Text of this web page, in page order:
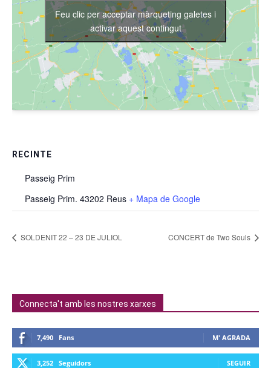
RECINTE
Passeig Prim
Passeig Prim. 43202 Reus + Mapa de Google
Feu clic per acceptar màrqueting galetes i
activar aquest contingut
SOLDENIT 22 – 23 DE JULIOL CONCERT de Two Souls
Connecta't amb les nostres xarxes
7,490 Fans M' AGRADA
3,252 Seguidors SEGUIR